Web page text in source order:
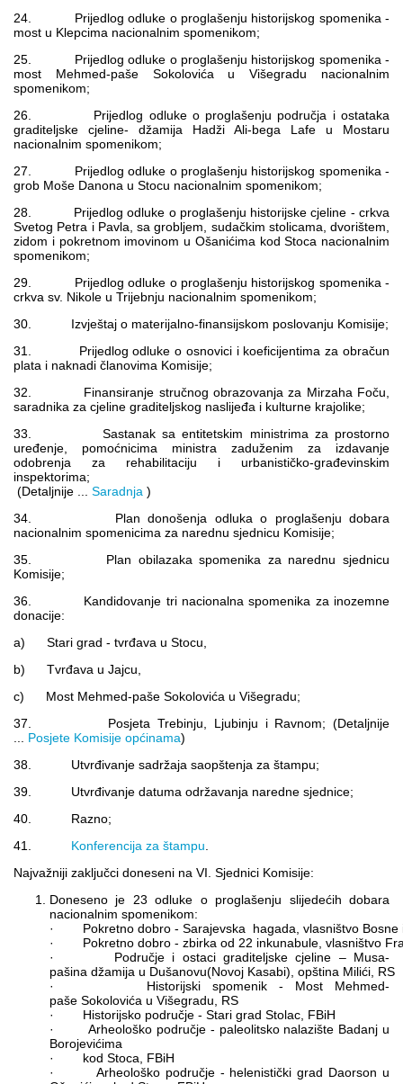
24. Prijedlog odluke o proglašenju historijskog spomenika -
most u Klepcima nacionalnim spomenikom;
25. Prijedlog odluke o proglašenju historijskog spomenika -
most Mehmed-paše Sokolovića u Višegradu nacionalnim
spomenikom;
26. Prijedlog odluke o proglašenju područja i ostataka
graditeljske cjeline- džamija Hadži Ali-bega Lafe u Mostaru
nacionalnim spomenikom;
27. Prijedlog odluke o proglašenju historijskog spomenika -
grob Moše Danona u Stocu nacionalnim spomenikom;
28. Prijedlog odluke o proglašenju historijske cjeline - crkva
Svetog Petra i Pavla, sa grobljem, sudačkim stolicama, dvorištem,
zidom i pokretnom imovinom u Ošanićima kod Stoca nacionalnim
spomenikom;
29. Prijedlog odluke o proglašenju historijskog spomenika -
crkva sv. Nikole u Trijebnju nacionalnim spomenikom;
30. Izvještaj o materijalno-finansijskom poslovanju Komisije;
31. Prijedlog odluke o osnovici i koeficijentima za obračun
plata i naknadi članovima Komisije;
32. Finansiranje stručnog obrazovanja za Mirzaha Foču,
saradnika za cjeline graditeljskog naslijeđa i kulturne krajolike;
33. Sastanak sa entitetskim ministrima za prostorno
uređenje, pomoćnicima ministra zaduženim za izdavanje
odobrenja za rehabilitaciju i urbanističko-građevinskim
inspektorima;
(Detaljnije ... Saradnja )
34. Plan donošenja odluka o proglašenju dobara
nacionalnim spomenicima za narednu sjednicu Komisije;
35. Plan obilazaka spomenika za narednu sjednicu
Komisije;
36. Kandidovanje tri nacionalna spomenika za inozemne
donacije:
a) Stari grad - tvrđava u Stocu,
b) Tvrđava u Jajcu,
c) Most Mehmed-paše Sokolovića u Višegradu;
37. Posjeta Trebinju, Ljubinju i Ravnom; (Detaljnije
Posjete Komisije općinama)
38. Utvrđivanje sadržaja saopštenja za štampu;
39. Utvrđivanje datuma održavanja naredne sjednice;
40. Razno;
41. Konferencija za štampu
Najvažniji zaključci doneseni na VI. Sjednici Komisije:
Doneseno je 23 odluke o proglašenju slijedećih dobara
nacionalnim spomenikom:
· Pokretno dobro - Sarajevska hagada, vlasništvo Bosne i
· Pokretno dobro - zbirka od 22 inkunabule, vlasništvo
· Područje i ostaci graditeljske cjeline – Musa-
pašina džamija u Dušanovu(Novoj Kasabi), opština Milići, RS
· Historijski spomenik - Most Mehmed-
paše Sokolovića u Višegradu, RS
· Historijsko područje - Stari grad Stolac, FBiH
· Arheološko područje - paleolitsko nalazište Badanj u
Borojevićima
· kod Stoca, FBiH
· Arheološko područje - helenistički grad Daorson u